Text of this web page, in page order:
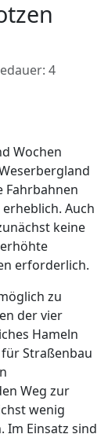
4
Wochen
Fahrbahnen
Auch
keine
erforderlich.
zu
der vier
Hameln
Straßenbau
Weg zur
wenig
Einsatz sind